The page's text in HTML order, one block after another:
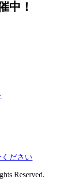
中！
ださい
Reserved.